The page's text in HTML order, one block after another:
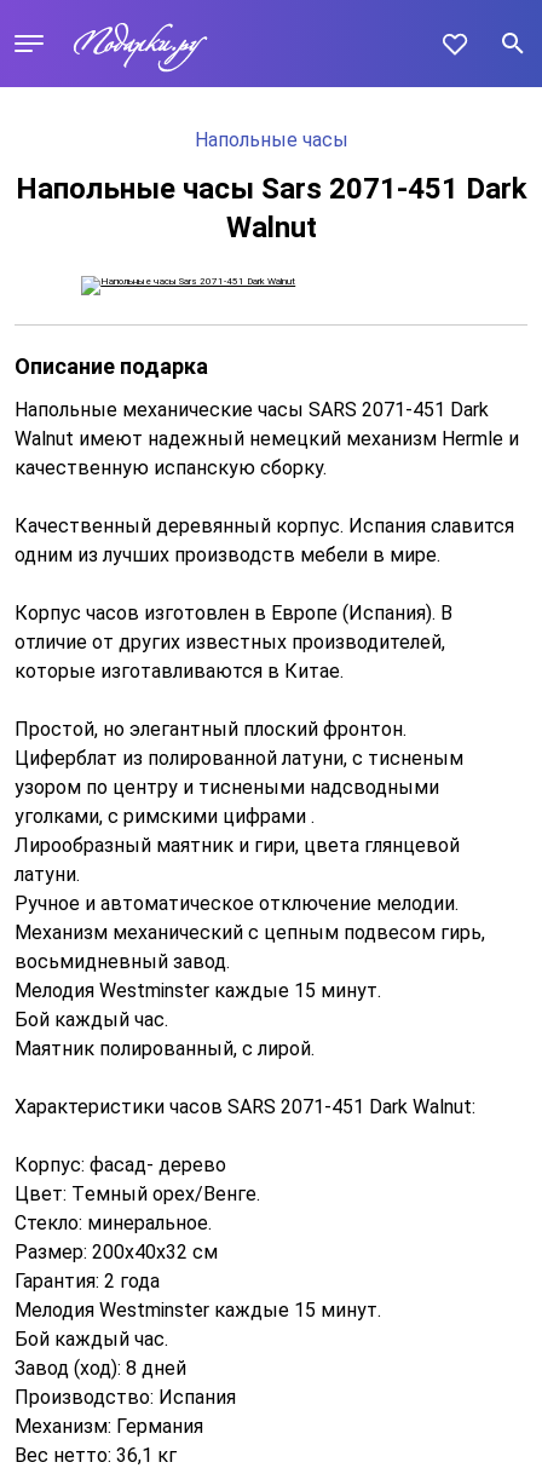
Напольные часы
Напольные часы Sars 2071-451 Dark
Walnut
Описание подарка
Напольные механические часы SARS 2071-451 Dark
Walnut имеют надежный немецкий механизм Hermle и
качественную испанскую сборку.
Качественный деревянный корпус. Испания славится
одним из лучших производств мебели в мире.
Корпус часов изготовлен в Европе (Испания). В
отличие от других известных производителей,
которые изготавливаются в Китае.
Простой, но элегантный плоский фронтон.
Циферблат из полированной латуни, с тисненым
узором по центру и тиснеными надсводными
уголками, с римскими цифрами .
Лирообразный маятник и гири, цвета глянцевой
латуни.
Ручное и автоматическое отключение мелодии.
Механизм механический с цепным подвесом гирь,
восьмидневный завод.
Мелодия Westminster каждые 15 минут.
Бой каждый час.
Маятник полированный, с лирой.
Характеристики часов SARS 2071-451 Dark Walnut:
Корпус: фасад- дерево
Цвет: Tемный орех/Венге.
Стекло: минеральное.
Размер: 200х40х32 см
Гарантия: 2 года
Мелодия Westminster каждые 15 минут.
Бой каждый час.
Завод (ход): 8 дней
Производство: Испания
Механизм: Германия
Вес нетто: 36,1 кг